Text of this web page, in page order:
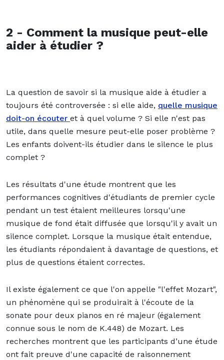
2 - Comment la musique peut-elle
aider à étudier ?
La question de savoir si la musique aide à étudier a
toujours été controversée : si elle aide, quelle musique
doit-on écouter et à quel volume ? Si elle n'est pas
utile, dans quelle mesure peut-elle poser problème ?
Les enfants doivent-ils étudier dans le silence le plus
complet ?
Les résultats d'une étude montrent que les
performances cognitives d'étudiants de premier cycle
pendant un test étaient meilleures lorsqu'une
musique de fond était diffusée que lorsqu'il y avait un
silence complet. Lorsque la musique était entendue,
les étudiants répondaient à davantage de questions, et
plus de questions étaient correctes.
Il existe également ce que l'on appelle "l'effet Mozart",
un phénomène qui se produirait à l'écoute de la
sonate pour deux pianos en ré majeur (également
connue sous le nom de K.448) de Mozart. Les
recherches montrent que les participants d’une étude
ont fait preuve d'une capacité de raisonnement